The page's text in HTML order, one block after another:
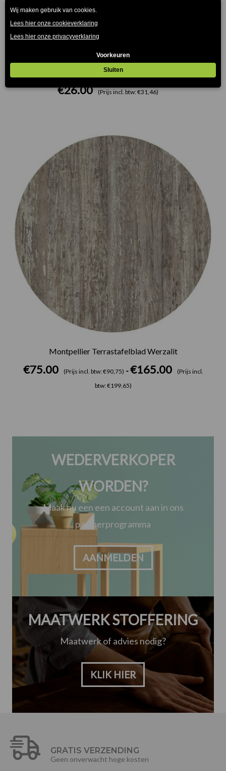
Orleans Terrasstoel Wit
€49.00 (Prijs incl. btw: €59,29)
€26.00 (Prijs incl. btw: €31,46)
Montpellier Terrastafelblad Werzalit
€75.00 (Prijs incl. btw: €90,75) - €165.00
(Prijs incl.
btw: €199,65)
€75.00
tot
€165.00
WEDERVERKOPER
WORDEN?
Maak nu een een account aan in ons
partnerprogramma
AANMELDEN
MAATWERK STOFFERING
Maatwerk of advies nodig?
KLIK HIER
GRATIS VERZENDING
Geen onverwacht hoge kosten